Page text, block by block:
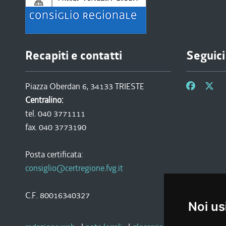
Noi
Recapiti e contatti
Piazza Oberdan 6, 34133 TRIESTE
Centralino:
tel. 040 3771111
fax. 040 3773190
Posta certificata:
consiglio@certregione.fvg.it
C.F. 80016340327